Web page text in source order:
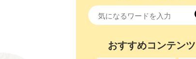
おすすめコンテンツ